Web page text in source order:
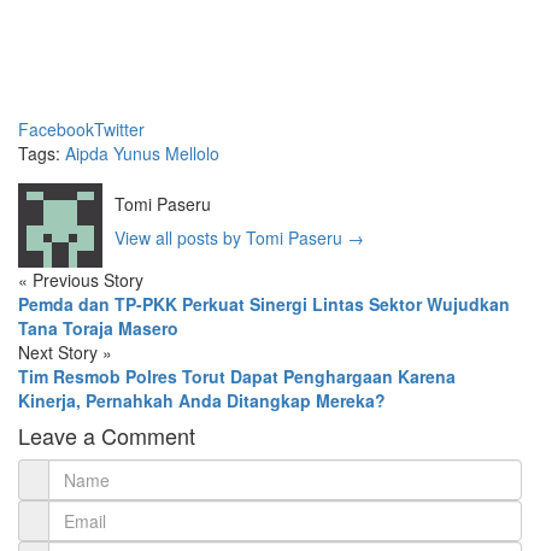
FacebookTwitter
Tags: Aipda Yunus Mellolo
Tomi Paseru
View all posts by Tomi Paseru →
« Previous Story
Pemda dan TP-PKK Perkuat Sinergi Lintas Sektor Wujudkan
Tana Toraja Masero
Next Story »
Tim Resmob Polres Torut Dapat Penghargaan Karena
Kinerja, Pernahkah Anda Ditangkap Mereka?
Leave a Comment